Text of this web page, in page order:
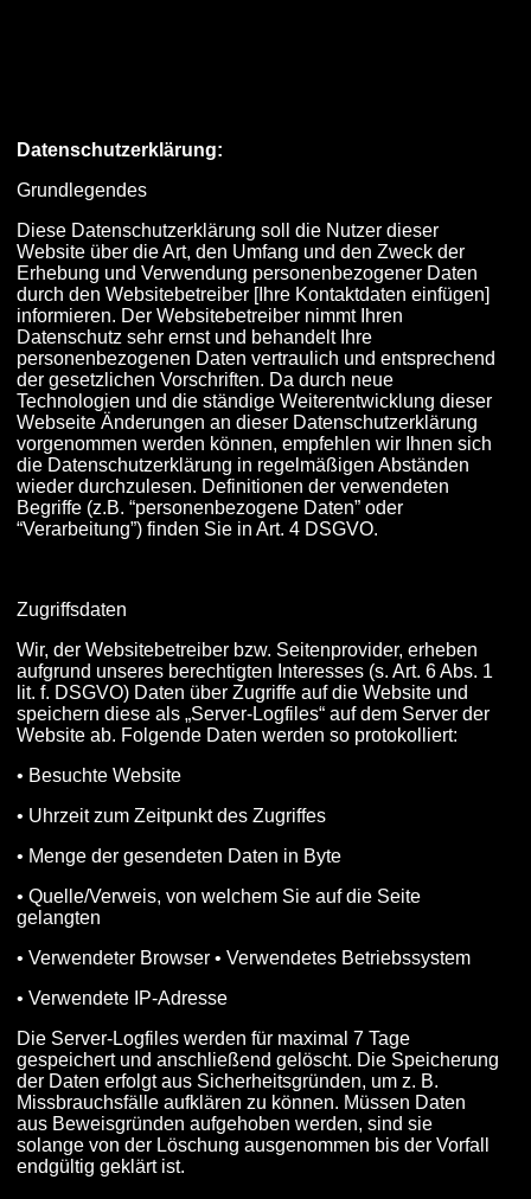
Datenschutzerklärung:
Grundlegendes
Diese Datenschutzerklärung soll die Nutzer dieser
Website über die Art, den Umfang und den Zweck der
Erhebung und Verwendung personenbezogener Daten
durch den Websitebetreiber [Ihre Kontaktdaten einfügen]
informieren. Der Websitebetreiber nimmt Ihren
Datenschutz sehr ernst und behandelt Ihre
personenbezogenen Daten vertraulich und entsprechend
der gesetzlichen Vorschriften. Da durch neue
Technologien und die ständige Weiterentwicklung dieser
Webseite Änderungen an dieser Datenschutzerklärung
vorgenommen werden können, empfehlen wir Ihnen sich
die Datenschutzerklärung in regelmäßigen Abständen
wieder durchzulesen. Definitionen der verwendeten
Begriffe (z.B. “personenbezogene Daten” oder
“Verarbeitung”) finden Sie in Art. 4 DSGVO.
Zugriffsdaten
Wir, der Websitebetreiber bzw. Seitenprovider, erheben
aufgrund unseres berechtigten Interesses (s. Art. 6 Abs. 1
lit. f. DSGVO) Daten über Zugriffe auf die Website und
speichern diese als „Server-Logfiles“ auf dem Server der
Website ab. Folgende Daten werden so protokolliert:
• Besuchte Website
• Uhrzeit zum Zeitpunkt des Zugriffes
• Menge der gesendeten Daten in Byte
• Quelle/Verweis, von welchem Sie auf die Seite
gelangten
• Verwendeter Browser • Verwendetes Betriebssystem
• Verwendete IP-Adresse
Die Server-Logfiles werden für maximal 7 Tage
gespeichert und anschließend gelöscht. Die Speicherung
der Daten erfolgt aus Sicherheitsgründen, um z. B.
Missbrauchsfälle aufklären zu können. Müssen Daten
aus Beweisgründen aufgehoben werden, sind sie
solange von der Löschung ausgenommen bis der Vorfall
endgültig geklärt ist.